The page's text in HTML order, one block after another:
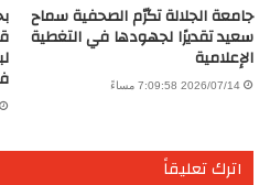
جامعة الجلالة تكرّم الصحفية سماح
سعيد تقديرًا لجهودها في التغطية
الإعلامية
2026/07/14 7:09:58 مساءً
اترك تعليقاً